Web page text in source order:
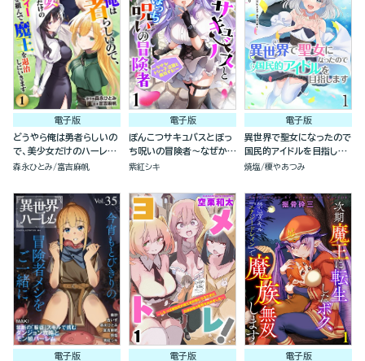
電子版
どうやら俺は勇者らしいの
で、美少女だけのハーレム
パーティを組んで魔王を退
森永ひとみ 富吉麻帆
電子版
ぽんこつサキュバスとぼっ
ち呪いの冒険者～なぜかド
ジっ子淫魔と無双する！～
紫紅シキ
電子版
異世界で聖女になったので
国民的アイドルを目指しま
す(分冊版）
焼塩 榎やあつみ
電子版
電子版
電子版